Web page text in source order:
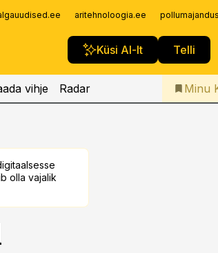
aritehnoloogia.ee
Küsi AI-lt Telli
Telli
vihje Radar Minu
olla vajalik